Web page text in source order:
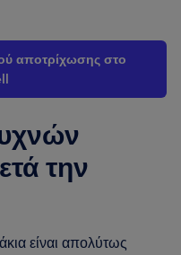
αποτρίχωσης στο
την
είναι απολύτως